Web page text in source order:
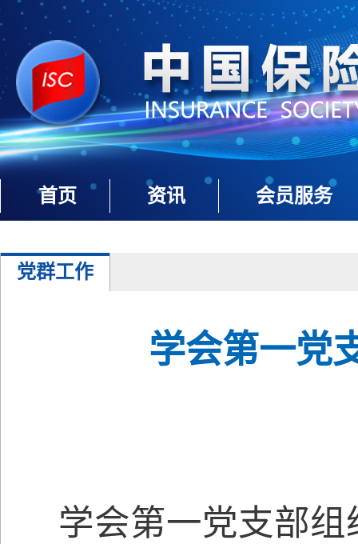
首页 资讯 会员服务
党群工作
学会第一党
学会第一党支部组